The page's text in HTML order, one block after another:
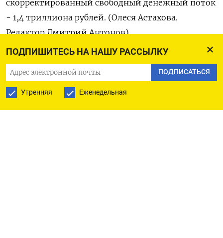
ПОДПИШИТЕСЬ НА НАШУ РАССЫЛКУ
ПОДПИСАТЬСЯ
Утренняя Еженедельная
скорректированный свободный денежный поток
- 1,4 триллиона рублей. (Олеся Астахова.
Редактор Дмитрий Антонов)
ПОДПИСАТЬСЯ НА ТЕЛЕГРАМ